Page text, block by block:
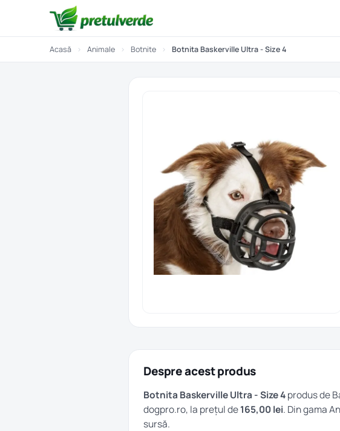
Acasă › Animale › Botnite › Botnita Baskerville Ultra - Size 4
Despre acest produs
Botnita Baskerville Ultra - Size 4produs de
dogpro.ro, la prețul de165,00 lei. Din gama
sursă.